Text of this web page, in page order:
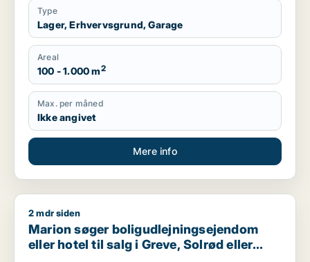
Type
Lager, Erhvervsgrund, Garage
Areal
100 - 1.000 m2
Max. per måned
Ikke angivet
Mere info
Marion søger boligudlejningsejendom eller hotel til salg i
2 mdr siden
Marion søger boligudlejningsejendom
eller hotel til salg i Greve, Solrød eller